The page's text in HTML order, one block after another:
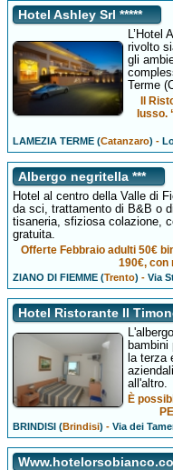
Hotel Ashley Srl *****
L’Hotel
rivolto
gli
Terme
Il
lusso.
LAMEZIA TERME (Catanzaro) -
Albergo negritella ***
Hotel al centro della Valle di
da sci, trattamento di B&B o
tisaneria, sfiziosa colazione,
gratuita.
Offerte Febbraio adulti 50€
190€, con
ZIANO DI FIEMME (Trento) -Via
Hotel Ristorante Il
la terza
all'altro.
È
BRINDISI (Brindisi) -Via dei